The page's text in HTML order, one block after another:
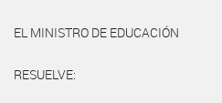
EL MINISTRO DE EDUCACIÓN
RESUELVE: